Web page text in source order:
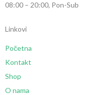
08:00 – 20:00, Pon-Sub
Linkovi
Početna
Kontakt
Shop
O nama